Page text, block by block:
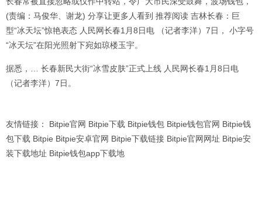
(责编：马俊华、谢龙) 分享让更多人看到 推荐阅读 吉林长春：巨
型“冰天坛”惊艳表态 人民网长春1月8日电 （记者李洋）7日， 小字号
“冰天坛”在阳光照射下宛如琼楼玉宇。
据悉，… 长春新民大街“冰雪皮肤”正式上线 人民网长春1月8日电
（记者李洋）7日。
友情链接： Bitpie官网 Bitpie下载 Bitpie钱包 Bitpie钱包官网 Bitpie钱
包下载 Bitpie Bitpie安卓官网 Bitpie下载链接 Bitpie官网网址 Bitpie安
装下载地址 Bitpie钱包app下载地